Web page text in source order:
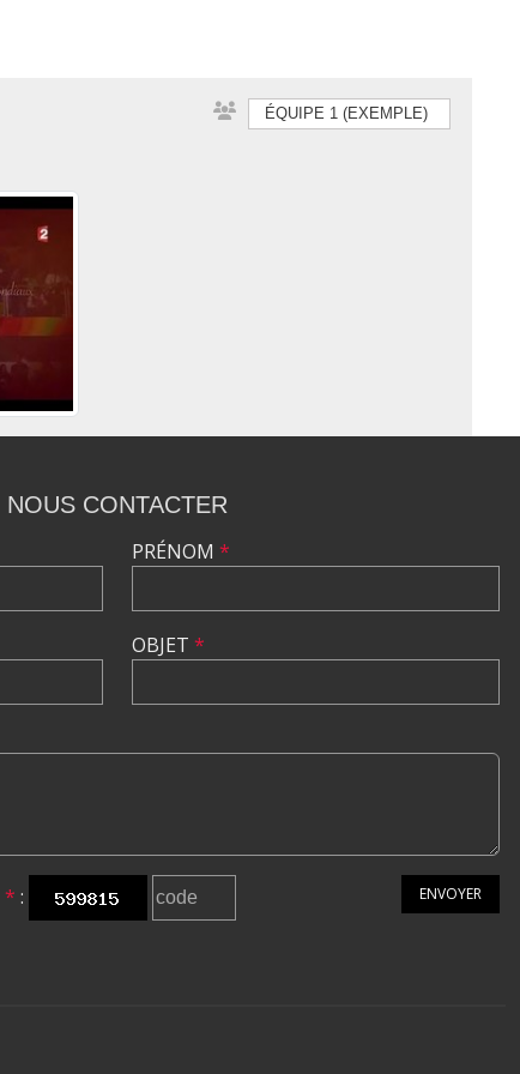
ÉQUIPE 1 (EXEMPLE)
NOUS CONTACTER
PRÉNOM *
OBJET *
* : ENVOYER